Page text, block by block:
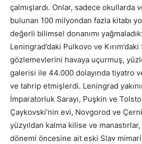
çalmışlardı. Onlar, sadece okullarda
bulunan 100 milyondan fazla kitabı
değerli bilimsel donanımı
Leningrad’daki Pulkovo ve
gözlemevlerini havaya uçurmuş,
galerisi ile 44.000 dolayında tiyatro
ve tahrip etmişlerdi. Leningrad
İmparatorluk Sarayı, Puşkin ve
Çaykovski’nin evi, Novgorod ve
yüzyıldan kalma kilise ve
dönemi öncesine ait eski Slav mimari